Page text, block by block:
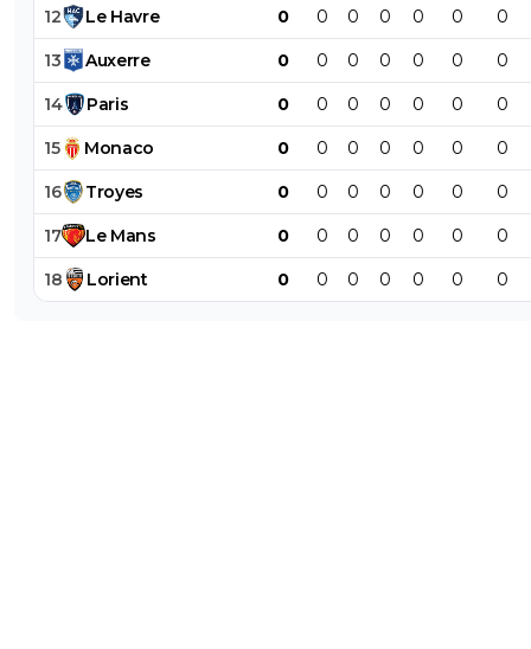
12 Le Havre 0 0 0 0 0 0 0
13 Auxerre 0 0 0 0 0 0 0
14 Paris 0 0 0 0 0 0 0
15 Monaco 0 0 0 0 0 0 0
16 Troyes 0 0 0 0 0 0 0
17 Le Mans 0 0 0 0 0 0 0
18 Lorient 0 0 0 0 0 0 0